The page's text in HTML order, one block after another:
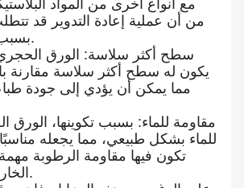
مع أنواع أخرى من المواد
من أن عملية إعادة التدوير قد
بسبب محتوى الراتنج.
سطح أكثر سلاسة: الورق
يكون له سطح أكثر سلاسة مقارنة
مما يمكن أن يؤدي إلى جودة
مقاومة للماء: بسبب تكوينها، الورق
للماء بشكل طبيعي، مما يجعله
تكون فيها مقاومة الرطوبة
الخارجية والملصقات.